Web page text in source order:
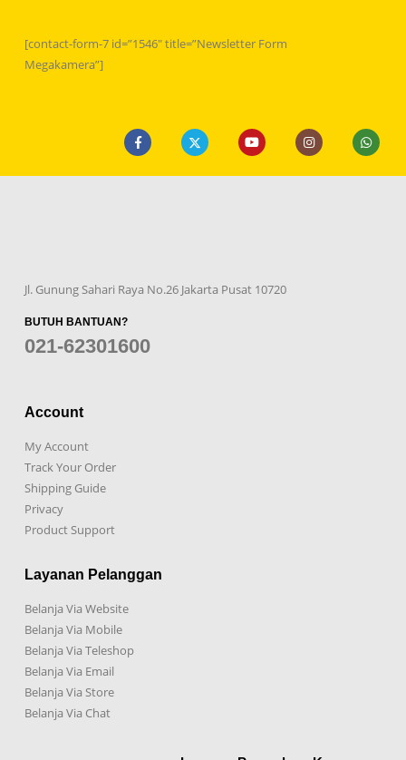
[contact-form-7 id=”1546″ title=”Newsletter Form
Megakamera”]
Jl. Gunung Sahari Raya No.26 Jakarta Pusat 10720
BUTUH BANTUAN?
021-62301600
Account
My Account
Track Your Order
Shipping Guide
Privacy
Product Support
Layanan Pelanggan
Belanja Via Website
Belanja Via Mobile
Belanja Via Teleshop
Belanja Via Email
Belanja Via Store
Belanja Via Chat